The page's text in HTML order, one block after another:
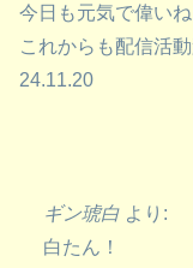
今日も元気で偉いね
これからも配信活
24.11.20
ギン琥白 より:
白たん！